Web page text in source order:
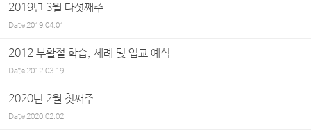
2019년 3월 다섯째주
Date2019.04.01
2012 부활절 학습, 세례 및 입교 예식
Date2012.03.19
2020년 2월 첫째주
Date2020.02.02